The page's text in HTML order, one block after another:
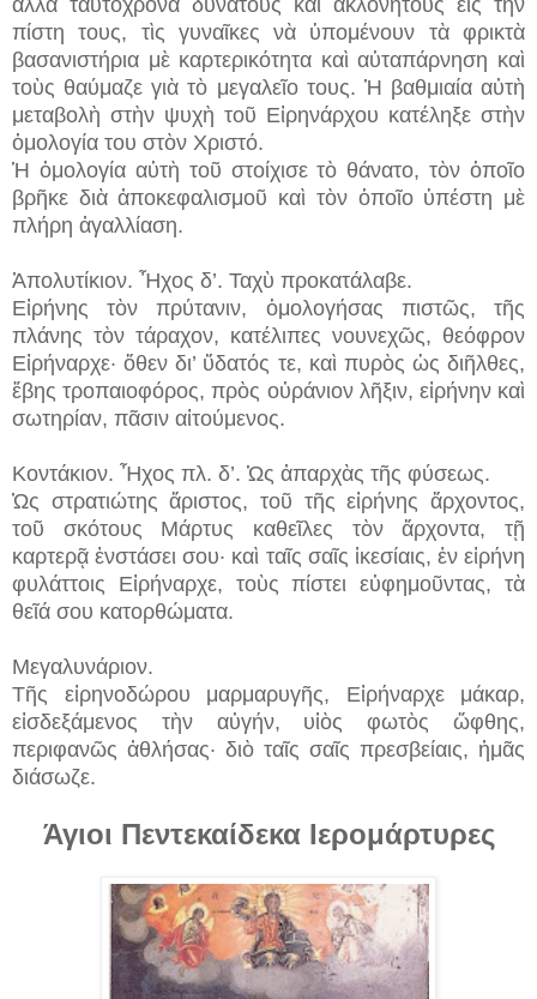
πίστη τους, τὶς γυναῖκες νὰ ὑπομένουν τὰ φρικτὰ
βασανιστήρια μὲ καρτερικότητα καὶ αὐταπάρνηση καὶ
τοὺς θαύμαζε γιὰ τὸ μεγαλεῖο τους. Ἡ βαθμιαία αὐτὴ
μεταβολὴ στὴν ψυχὴ τοῦ Εἰρηνάρχου κατέληξε στὴν
ὁμολογία του στὸν Χριστό.
Ἡ ὁμολογία αὐτὴ τοῦ στοίχισε τὸ θάνατο, τὸν ὁποῖο
βρῆκε διὰ ἀποκεφαλισμοῦ καὶ τὸν ὁποῖο ὑπέστη μὲ
πλήρη ἀγαλλίαση.
Ἀπολυτίκιον. Ἦχος δ’. Ταχὺ προκατάλαβε.
Εἰρήνης τὸν πρύτανιν, ὁμολογήσας πιστῶς, τῆς
πλάνης τὸν τάραχον, κατέλιπες νουνεχῶς, θεόφρον
Εἰρήναρχε· ὅθεν δι’ ὕδατός τε, καὶ πυρὸς ὡς διῆλθες,
ἔβης τροπαιοφόρος, πρὸς οὐράνιον λῆξιν, εἰρήνην καὶ
σωτηρίαν, πᾶσιν αἰτούμενος.
Κοντάκιον. Ἦχος πλ. δ’. Ὡς ἀπαρχὰς τῆς φύσεως.
Ὡς στρατιώτης ἄριστος, τοῦ τῆς εἰρήνης ἄρχοντος,
τοῦ σκότους Μάρτυς καθεῖλες τὸν ἄρχοντα, τῇ
καρτερᾷ ἐνστάσει σου· καὶ ταῖς σαῖς ἱκεσίαις, ἐν εἰρήνη
φυλάττοις Εἰρήναρχε, τοὺς πίστει εὐφημοῦντας, τὰ
θεῖά σου κατορθώματα.
Μεγαλυνάριον.
Τῆς εἰρηνοδώρου μαρμαρυγῆς, Εἰρήναρχε μάκαρ,
εἰσδεξάμενος τὴν αὐγήν, υἱὸς φωτὸς ὤφθης,
περιφανῶς ἀθλήσας· διὸ ταῖς σαῖς πρεσβείαις, ἡμᾶς
διάσωζε.
Άγιοι Πεντεκαίδεκα Ιερομάρτυρες